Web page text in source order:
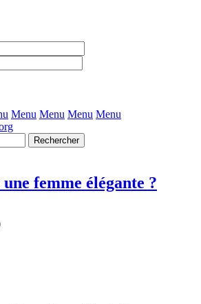
Menu Menu Menu Menu
Rechercher
femme élégante ?